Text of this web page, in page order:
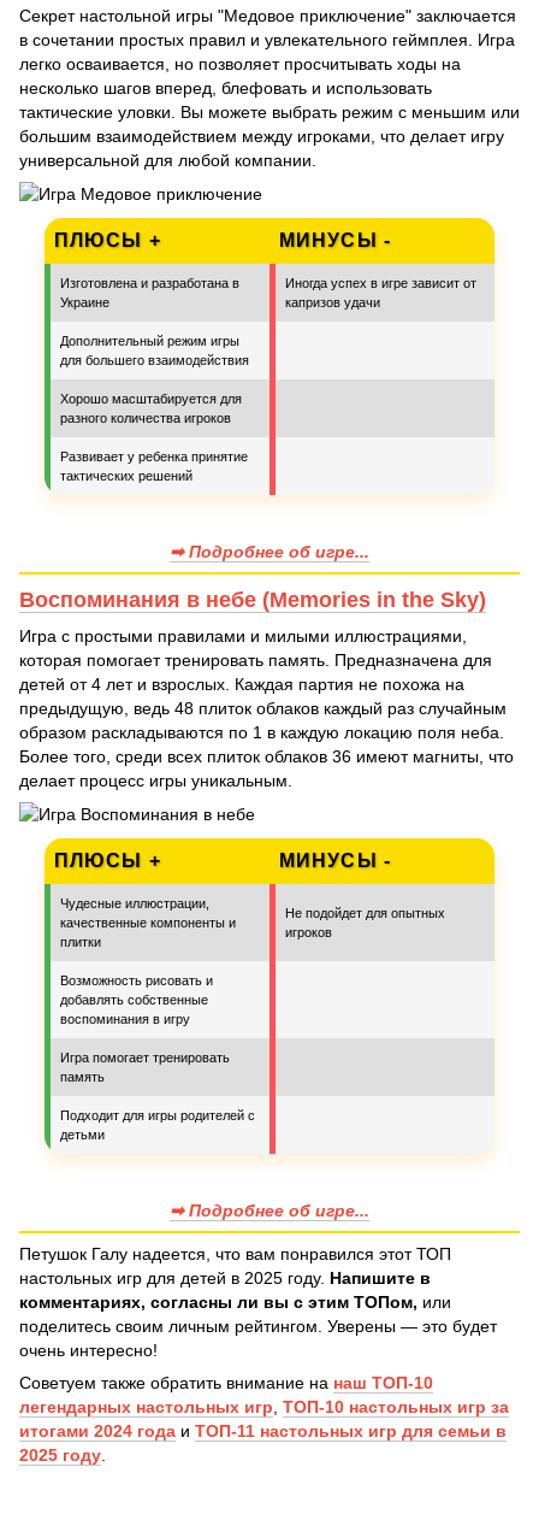
Секрет настольной игры "Медовое приключение" заключается
в сочетании простых правил и увлекательного геймплея. Игра
легко осваивается, но позволяет просчитывать ходы на
несколько шагов вперед, блефовать и использовать
тактические уловки. Вы можете выбрать режим с меньшим или
большим взаимодействием между игроками, что делает игру
универсальной для любой компании.
ПЛЮСЫ + МИНУСЫ -
Изготовлена и разработана в
Украине
Иногда успех в игре зависит от
капризов удачи
Дополнительный режим игры
для большего взаимодействия
Хорошо масштабируется для
разного количества игроков
Развивает у ребенка принятие
тактических решений
➡ Подробнее об игре...
Воспоминания в небе (Memories in the Sky)
Игра с простыми правилами и милыми иллюстрациями,
которая помогает тренировать память. Предназначена для
детей от 4 лет и взрослых. Каждая партия не похожа на
предыдущую, ведь 48 плиток облаков каждый раз случайным
образом раскладываются по 1 в каждую локацию поля неба.
Более того, среди всех плиток облаков 36 имеют магниты, что
делает процесс игры уникальным.
ПЛЮСЫ + МИНУСЫ -
Чудесные иллюстрации,
качественные компоненты и
плитки
Не подойдет для опытных
игроков
Возможность рисовать и
добавлять собственные
воспоминания в игру
Игра помогает тренировать
память
Подходит для игры родителей с
детьми
➡ Подробнее об игре...
Петушок Галу надеется, что вам понравился этот ТОП
настольных игр для детей в 2025 году. Напишите в
комментариях, согласны ли вы с этим ТОПом, или
поделитесь своим личным рейтингом. Уверены — это будет
очень интересно!
Советуем также обратить внимание на наш ТОП-10
легендарных настольных игр ТОП-10 настольных игр за
итогами 2024 года и ТОП-11 настольных игр для семьи в
2025 году